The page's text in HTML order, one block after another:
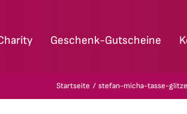
Geschenk-Gutscheine
Startseite stefan-micha-tasse-